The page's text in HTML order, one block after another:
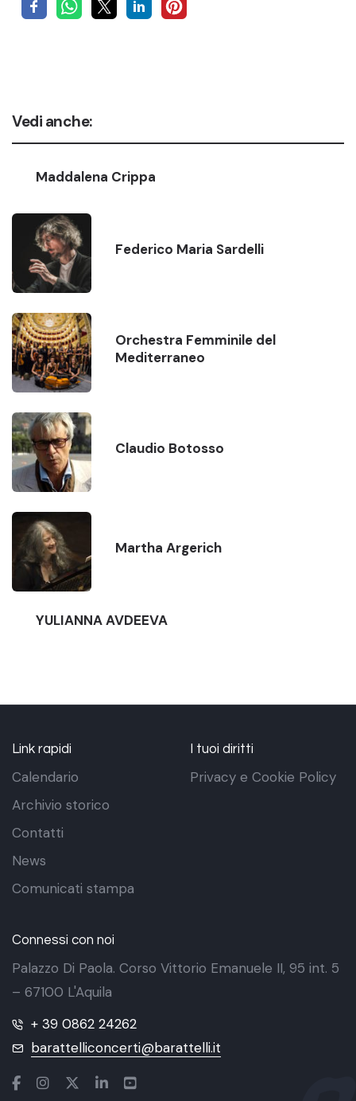
Vedi anche:
Maddalena Crippa
Federico Maria Sardelli
Orchestra Femminile del
Mediterraneo
Claudio Botosso
Martha Argerich
YULIANNA AVDEEVA
Link rapidi
Calendario
Archivio storico
Contatti
News
Comunicati stampa
I tuoi diritti
Privacy e Cookie Policy
Connessi con noi
Palazzo Di Paola. Corso Vittorio Emanuele II, 95 int. 5
– 67100 L'Aquila
+ 39 0862 24262
barattelliconcerti@barattelli.it